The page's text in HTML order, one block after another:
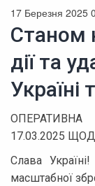
17 Березня 2025
Станом
дії та
Україні
17.03.2025
Слава
масштабної